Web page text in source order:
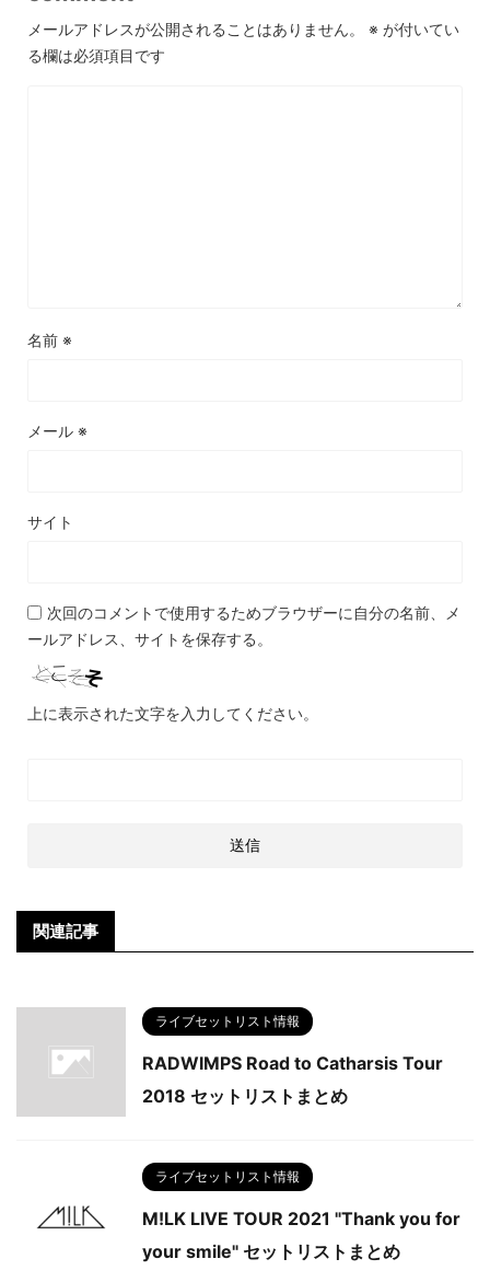
メールアドレスが公開されることはありません。 ※ が付いてい
る欄は必須項目です
名前 ※
メール ※
サイト
次回のコメントで使用するためブラウザーに自分の名前、メ
ールアドレス、サイトを保存する。
上に表示された文字を入力してください。
関連記事
ライブセットリスト情報
RADWIMPS Road to Catharsis Tour
2018 セットリストまとめ
ライブセットリスト情報
M!LK LIVE TOUR 2021 "Thank you for
your smile" セットリストまとめ